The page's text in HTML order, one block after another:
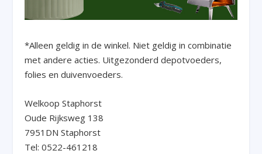
*Alleen geldig in de winkel. Niet geldig in combinatie
met andere acties. Uitgezonderd depotvoeders,
folies en duivenvoeders.
Welkoop Staphorst
Oude Rijksweg 138
7951DN Staphorst
Tel: 0522-461218